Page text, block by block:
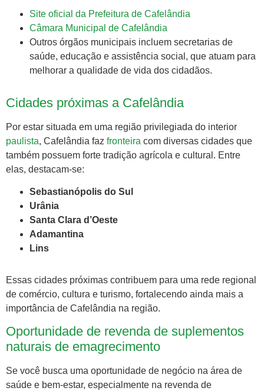
Site oficial da Prefeitura de Cafelândia
Câmara Municipal de Cafelândia
Outros órgãos municipais incluem secretarias de
saúde, educação e assistência social, que atuam para
melhorar a qualidade de vida dos cidadãos.
Cidades próximas a Cafelândia
Por estar situada em uma região privilegiada do interior
paulista, Cafelândia faz fronteira com diversas cidades que
também possuem forte tradição agrícola e cultural. Entre
elas, destacam-se:
Sebastianópolis do Sul
Urânia
Santa Clara d’Oeste
Adamantina
Lins
Essas cidades próximas contribuem para uma rede regional
de comércio, cultura e turismo, fortalecendo ainda mais a
importância de Cafelândia na região.
Oportunidade de revenda de suplementos
naturais de emagrecimento
Se você busca uma oportunidade de negócio na área de
saúde e bem-estar, especialmente na revenda de